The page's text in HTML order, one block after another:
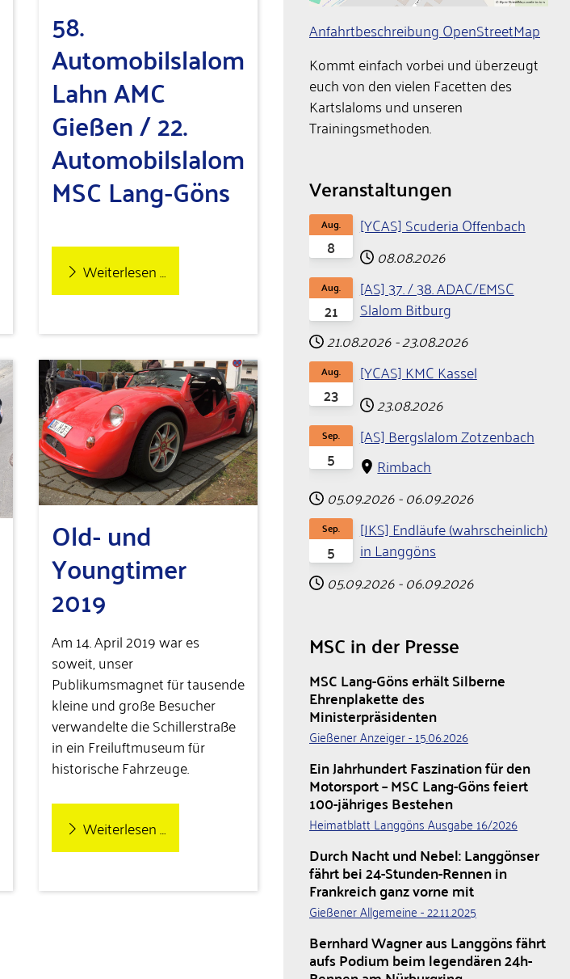
58.
Automobilslalom
Lahn AMC
Gießen / 22.
Automobilslalom
MSC Lang-Göns
Weiterlesen …
Old- und
Youngtimer
2019
Am 14. April 2019 war es
soweit, unser
Publikumsmagnet für tausende
kleine und große Besucher
verwandelte die Schillerstraße
in ein Freiluftmuseum für
historische Fahrzeuge.
Weiterlesen …
Anfahrtbeschreibung OpenStreetMap
Kommt einfach vorbei und überzeugt
euch von den vielen Facetten des
Kartslaloms und unseren
Trainingsmethoden.
Veranstaltungen
8
Aug.
[YCAS] Scuderia Offenbach
08.08.2026
21
Aug.
[AS] 37. / 38. ADAC/EMSC
Slalom Bitburg
21.08.2026-23.08.2026
23
Aug.
[YCAS] KMC Kassel
23.08.2026
5
Sep.
[AS] Bergslalom Zotzenbach
Rimbach
05.09.2026- 06.09.2026
5
Sep.
[JKS] Endläufe (wahrscheinlich)
in Langgöns
05.09.2026- 06.09.2026
MSC in der Presse
MSC Lang-Göns erhält Silberne
Ehrenplakette des
Ministerpräsidenten
Gießener Anzeiger - 15.06.2026
Ein Jahrhundert Faszination für den
Motorsport – MSC Lang-Göns feiert
100-jähriges Bestehen
Heimatblatt Langgöns Ausgabe 16/2026
Durch Nacht und Nebel: Langgönser
fährt bei 24-Stunden-Rennen in
Frankreich ganz vorne mit
Gießener Allgemeine - 22.11.2025
Bernhard Wagner aus Langgöns fährt
aufs Podium beim legendären 24h-